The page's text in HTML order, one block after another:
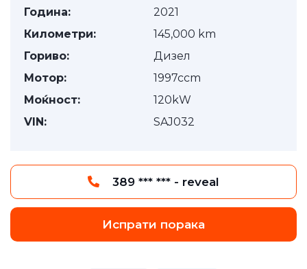
Година:
2021
Километри:
145,000 km
Гориво:
Дизел
Мотор:
1997ccm
Моќност:
120kW
VIN:
SAJ032
389 *** *** - reveal
Испрати порака